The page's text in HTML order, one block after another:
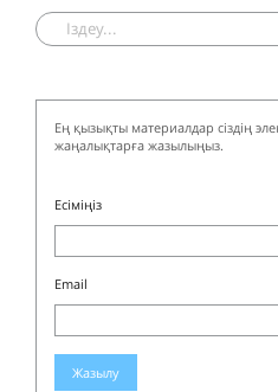
Ең қызықты материалдар сіздің
жаңалықтарға жазылыңыз.
Есіміңіз
Email
Жазылу